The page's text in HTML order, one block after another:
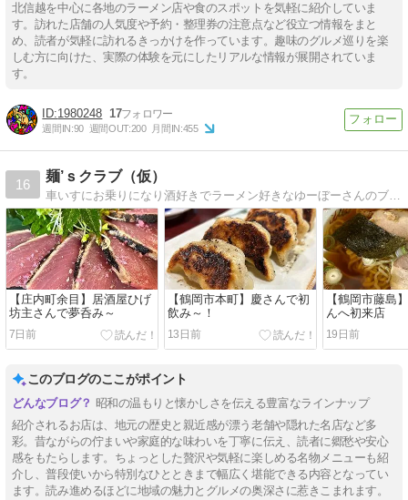
北信越を中心に各地のラーメン店や食のスポットを気軽に紹介していま
す。訪れた店舗の人気度や予約・整理券の注意点など役立つ情報をまと
め、読者が気軽に訪れるきっかけを作っています。趣味のグルメ巡りを楽
しむ方に向けた、実際の体験を元にしたリアルな情報が展開されていま
す。
1980248 17
週間IN:90 週間OUT:200 月間IN:455
16
麺’ｓクラブ（仮）
車いすにお乗りになり酒好きでラーメン好きなゆーぼーさんのブログですｗｗｗ基本ラーメン、たまーにてきとーブログです（笑）
【庄内町余目】居酒屋ひげ
坊主さんで夢呑み～
7日前
【鶴岡市本町】慶さんで初
飲み～！
13日前
【鶴岡市藤島
んへ初来店
19日前
このブログのここがポイント
昭和の温もりと懐かしさを伝える豊富なラインナップ
紹介されるお店は、地元の歴史と親近感が漂う老舗や隠れた名店など多
彩。昔ながらの佇まいや家庭的な味わいを丁寧に伝え、読者に郷愁や安心
感をもたらします。ちょっとした贅沢や気軽に楽しめる名物メニューも紹
介し、普段使いから特別なひとときまで幅広く堪能できる内容となってい
ます。読み進めるほどに地域の魅力とグルメの奥深さに惹きこまれます。